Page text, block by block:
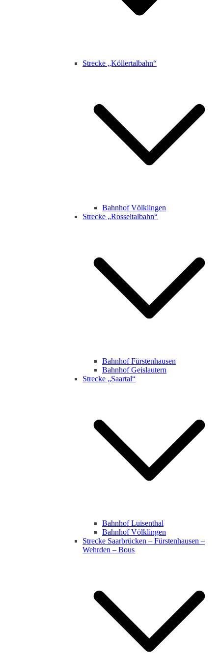
Strecke „Köllertalbahn“
Bahnhof Völklingen
Strecke „Rosseltalbahn“
Bahnhof Fürstenhausen
Bahnhof Geislautern
Strecke „Saartal“
Bahnhof Luisenthal
Bahnhof Völklingen
Strecke Saarbrücken – Fürstenhausen –
Wehrden – Bous